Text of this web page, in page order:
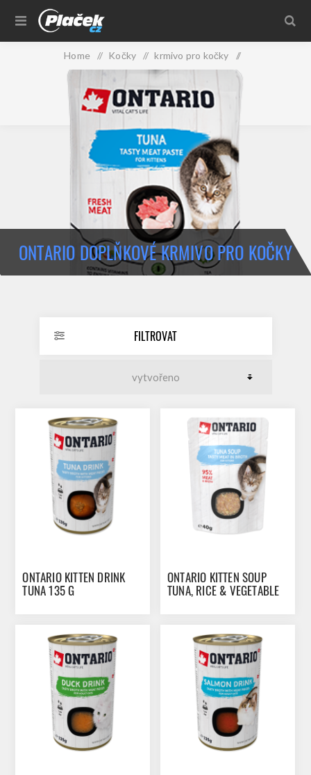
Home / Kočky / krmivo pro kočky /
doplňkové krmivo pro kočky
Ontario doplňkové krmivo pro kočky
ONTARIO DOPLŇKOVÉ KRMIVO PRO KOČKY
FILTROVAT
ONTARIO KITTEN DRINK
TUNA 135 G
ONTARIO KITTEN SOUP
TUNA, RICE & VEGETABLE